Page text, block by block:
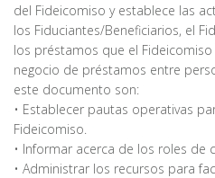
del Fideicomiso y establece las
los Fiduciantes/Beneficiarios, el
los préstamos que el
negocio de préstamos entre
este documento son:
• Establecer pautas operativas
Fideicomiso.
• Informar acerca de los roles de
• Administrar los recursos para